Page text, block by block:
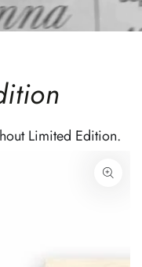
Limited Edition.